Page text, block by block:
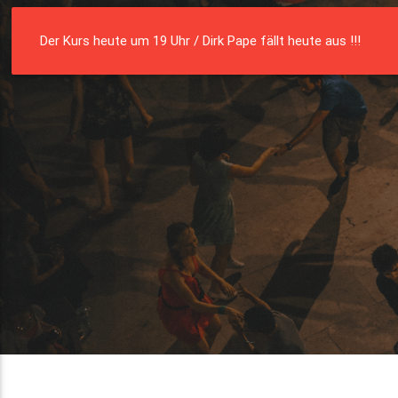
Der Kurs heute um 19 Uhr / Dirk Pape fällt heute aus !!!
Die Residenz Münster e. V.